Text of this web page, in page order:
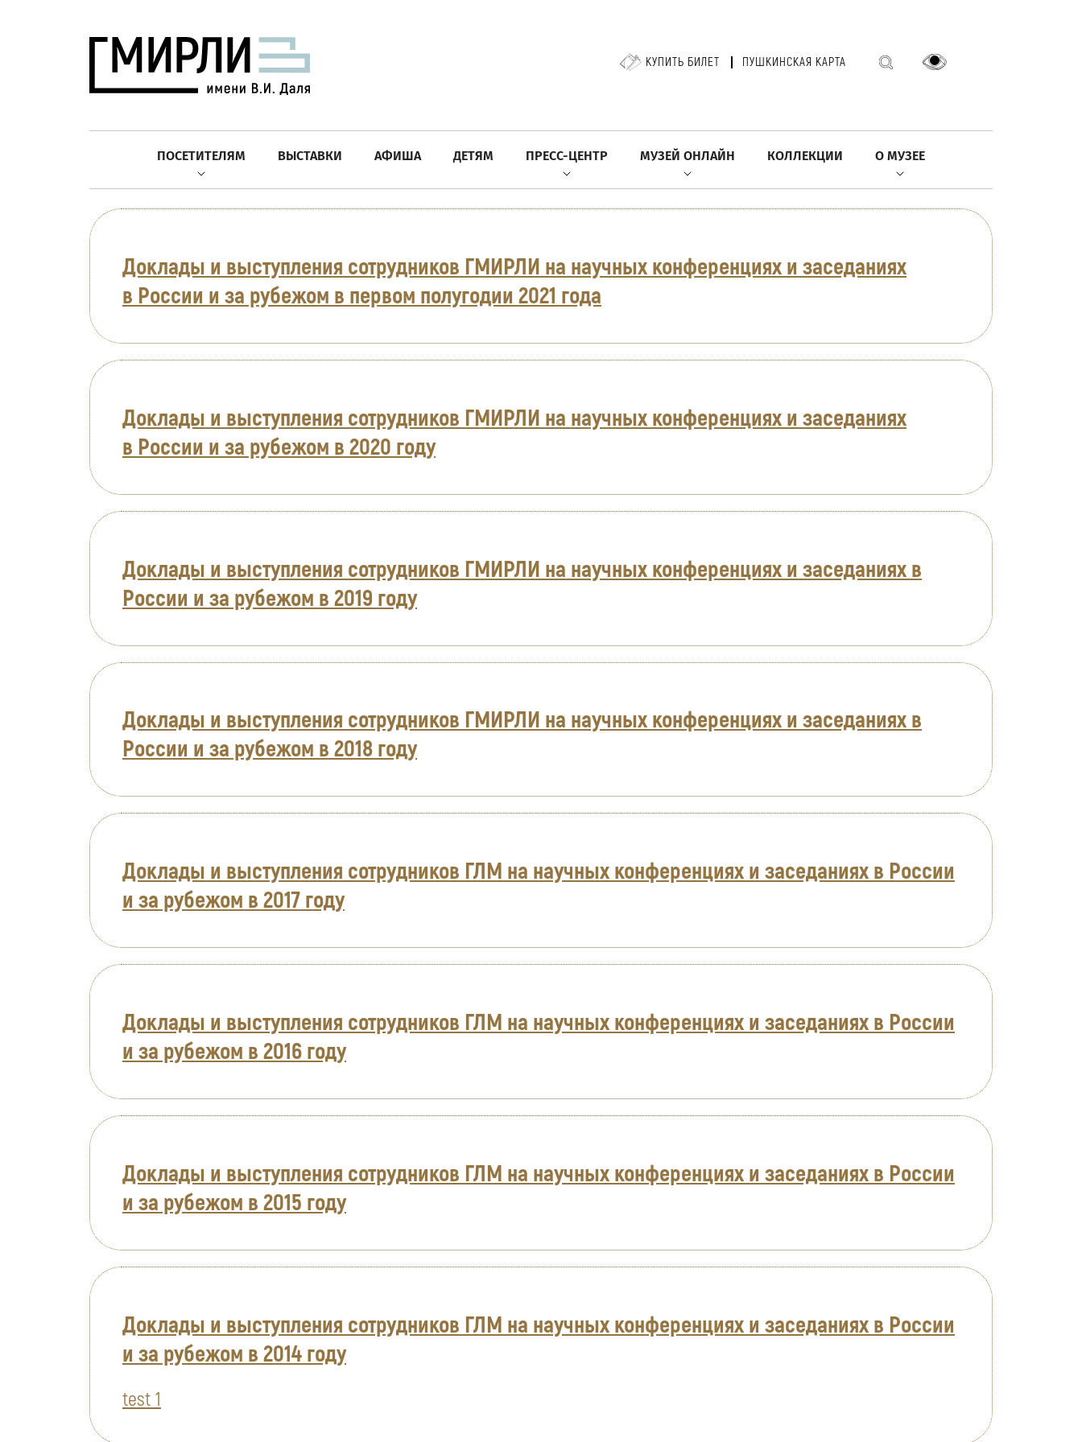
КУПИТЬ БИЛЕТ ПУШКИНСКАЯ КАРТА
ПОСЕТИТЕЛЯМ ВЫСТАВКИ АФИША ДЕТЯМ ПРЕСС-ЦЕНТР МУЗЕЙ ОНЛАЙН КОЛЛЕКЦИИ О МУЗЕЕ
Доклады и выступления сотрудников ГМИРЛИ на научных конференциях и заседаниях
в России и за рубежом в первом полугодии 2021 года
Доклады и выступления сотрудников ГМИРЛИ на научных конференциях и заседаниях
в России и за рубежом в 2020 году
Доклады и выступления сотрудников ГМИРЛИ на научных конференциях и заседаниях в
России и за рубежом в 2019 году
Доклады и выступления сотрудников ГМИРЛИ на научных конференциях и заседаниях в
России и за рубежом в 2018 году
Доклады и выступления сотрудников ГЛМ на научных конференциях и заседаниях в России
и за рубежом в 2017 году
Доклады и выступления сотрудников ГЛМ на научных конференциях и заседаниях в России
и за рубежом в 2016 году
Доклады и выступления сотрудников ГЛМ на научных конференциях и заседаниях в России
и за рубежом в 2015 году
Доклады и выступления сотрудников ГЛМ на научных конференциях и заседаниях в России
и за рубежом в 2014 году
test 1